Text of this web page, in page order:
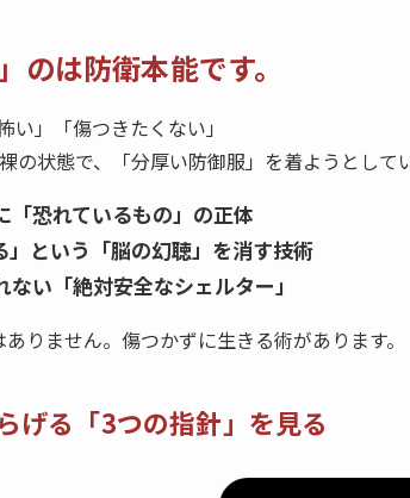
のは防衛本能です。
い」「傷つきたくない」
状態で、「分厚い防御服」を着ようとして
「恐れているもの」の正体
」という「脳の幻聴」を消す技術
ない「絶対安全なシェルター」
りません。傷つかずに生きる術があります。
げる 「3つの指針」を見る